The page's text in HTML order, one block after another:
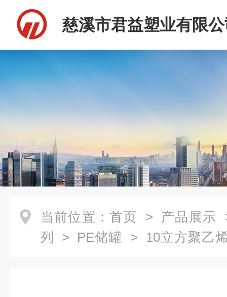
慈溪市君益塑业有限
当前位置： 首页 > 产品展示
列
> PE储罐 > 10立方聚乙